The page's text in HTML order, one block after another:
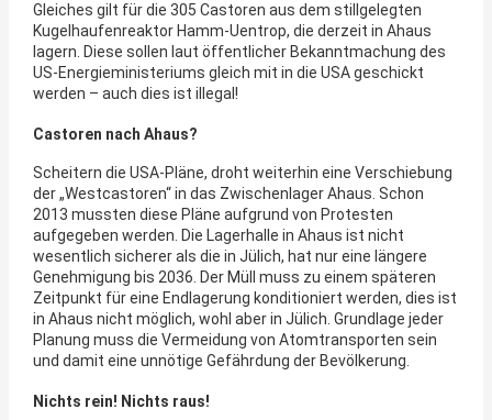
Gleiches gilt für die 305 Castoren aus dem stillgelegten
Kugelhaufenreaktor Hamm-Uentrop, die derzeit in Ahaus
lagern. Diese sollen laut öffentlicher Bekanntmachung des
US-Energieministeriums gleich mit in die USA geschickt
werden – auch dies ist illegal!
Castoren nach Ahaus?
Scheitern die USA-Pläne, droht weiterhin eine Verschiebung
der „Westcastoren“ in das Zwischenlager Ahaus. Schon
2013 mussten diese Pläne aufgrund von Protesten
aufgegeben werden. Die Lagerhalle in Ahaus ist nicht
wesentlich sicherer als die in Jülich, hat nur eine längere
Genehmigung bis 2036. Der Müll muss zu einem späteren
Zeitpunkt für eine Endlagerung konditioniert werden, dies ist
in Ahaus nicht möglich, wohl aber in Jülich. Grundlage jeder
Planung muss die Vermeidung von Atomtransporten sein
und damit eine unnötige Gefährdung der Bevölkerung.
Nichts rein! Nichts raus!